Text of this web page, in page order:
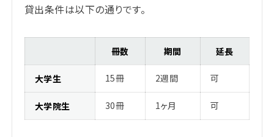
貸出条件は以下の通りです。
冊数 期間 延長
大学生 15冊 2週間 可
大学院生 30冊 1ヶ月 可